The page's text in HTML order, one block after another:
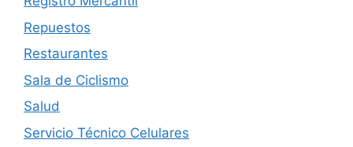
Repuestos
Restaurantes
Sala de Ciclismo
Salud
Servicio Técnico Celulares